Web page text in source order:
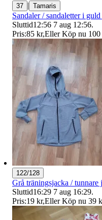
37 | Tamaris
Sandaler / sandaletter i
Sluttid12:56 7 aug 12:56.
Pris:85 kr,Eller Köp nu
122/128
Grå träningsjacka / tunnare
Sluttid16:29 7 aug 16:29.
Pris:19 kr,Eller Köp nu 39